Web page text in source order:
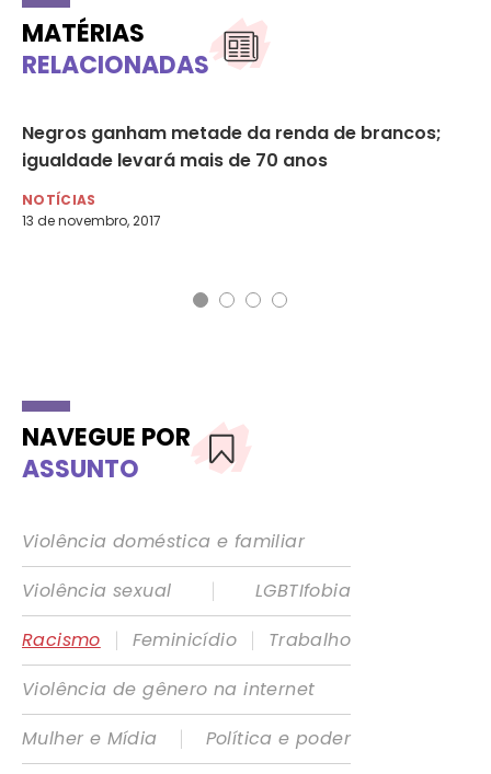
MATÉRIAS
RELACIONADAS
Negros ganham metade da renda de brancos;
igualdade levará mais de 70 anos
NOTÍCIAS
13 de novembro, 2017
NAVEGUE POR
ASSUNTO
Violência doméstica e familiar
Violência sexual
|
LGBTIfobia
Racismo
| Feminicídio |
Trabalho
Violência de gênero na internet
Mulher e Mídia
|
Política e poder